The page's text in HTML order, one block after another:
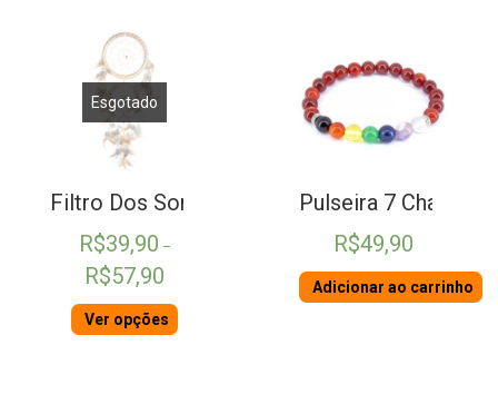
Esgotado
Filtro Dos Sonhos Bege
R$39,90 –
R$57,90
preço:
R$39,90
Ver opções
Pulseira 7 Chakras
R$49,90
Adicionar ao carrinho